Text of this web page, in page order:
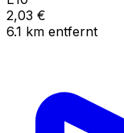
2,03 €
6.1 km entfernt